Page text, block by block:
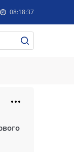
08:18:37